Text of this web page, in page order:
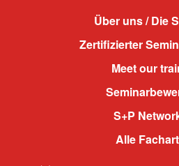
Über uns / Die
Zertifizierter
Meet our
S+P
Alle